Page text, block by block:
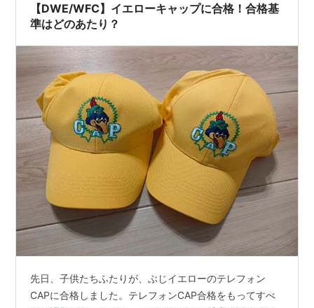
【DWE/WFC】イエローキャップに合格！合格基
準はどのあたり？
先日、子供たちふたりが、ぶじイエローのテレフォン
CAPに合格しました。テレフォンCAP合格をもってすべ